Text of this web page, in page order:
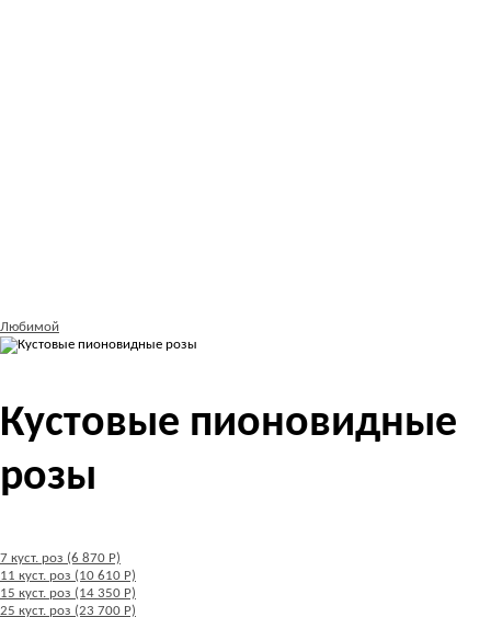
Любимой
Кустовые пионовидные
розы
7 куст. роз (6 870 Р)
11 куст. роз (10 610 Р)
15 куст. роз (14 350 Р)
25 куст. роз (23 700 Р)